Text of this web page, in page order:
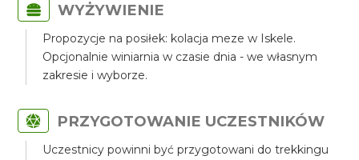
WYŻYWIENIE
Propozycje na posiłek: kolacja meze w Iskele.
Opcjonalnie winiarnia w czasie dnia - we własnym
zakresie i wyborze.
PRZYGOTOWANIE UCZESTNIKÓW
Uczestnicy powinni być przygotowani do trekkingu